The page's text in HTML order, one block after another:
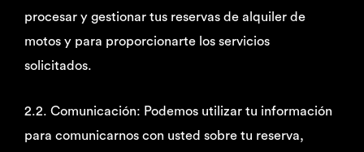
procesar y gestionar tus reservas de alquiler de
motos y para proporcionarte los servicios
solicitados.
2.2. Comunicación: Podemos utilizar tu información
para comunicarnos con usted sobre tu reserva,